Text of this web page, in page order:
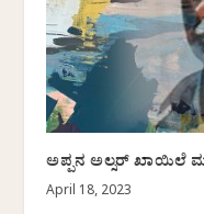
ಅಪ್ಪನ ಅಲ್ಸರ್ ಖಾಯಿಲೆ
April 18, 2023